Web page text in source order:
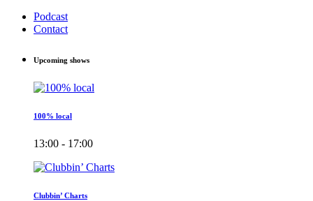
Podcast
Contact
Upcoming shows
100% local
13:00 - 17:00
Clubbin’ Charts